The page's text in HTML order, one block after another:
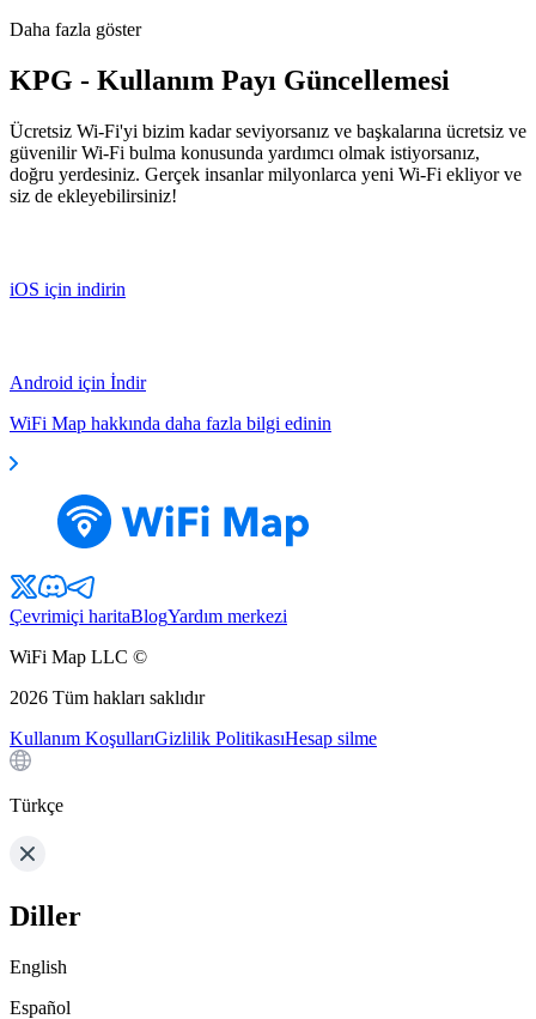
Daha fazla göster
KPG - Kullanım Payı Güncellemesi
Ücretsiz Wi-Fi'yi bizim kadar seviyorsanız ve başkalarına ücretsiz ve
güvenilir Wi-Fi bulma konusunda yardımcı olmak istiyorsanız,
doğru yerdesiniz. Gerçek insanlar milyonlarca yeni Wi-Fi ekliyor ve
siz de ekleyebilirsiniz!
iOS için indirin
Android için İndir
WiFi Map hakkında daha fazla bilgi edinin
Çevrimiçi haritaBlogYardım merkezi
WiFi Map LLC ©
2026 Tüm hakları saklıdır
Kullanım KoşullarıGizlilik PolitikasıHesap silme
Türkçe
Diller
English
Español